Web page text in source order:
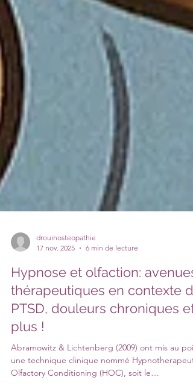
17 nov. 2025
6 min de lecture
Hypnose et olfaction: avenues
thérapeutiques en contexte de
PTSD, douleurs chroniques et
plus !
Abramowitz & Lichtenberg (2009) ont mis au